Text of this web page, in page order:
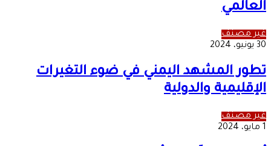
العالمي
غير مصنف
30 يونيو، 2024
تطور المشهد اليمني في ضوء التغيرات
الإقليمية والدولية
غير مصنف
1 مايو، 2024